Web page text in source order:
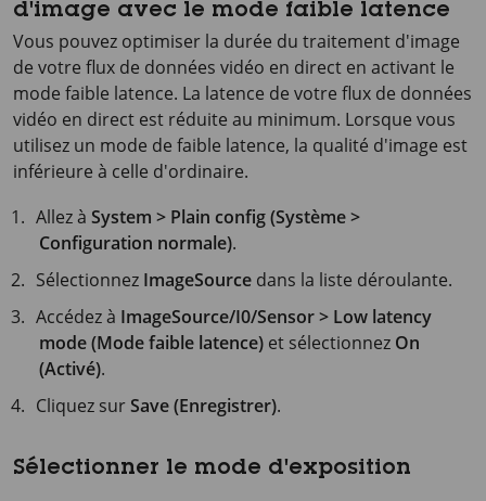
d'image avec le mode faible latence
Vous pouvez optimiser la durée du traitement d'image
de votre flux de données vidéo en direct en activant le
mode faible latence. La latence de votre flux de données
vidéo en direct est réduite au minimum. Lorsque vous
utilisez un mode de faible latence, la qualité d'image est
inférieure à celle d'ordinaire.
Allez àSystem > Plain config (Système >
Configuration normale).
Sélectionnez ImageSource dans la liste déroulante.
Accédez à ImageSource/I0/Sensor > Low latency
mode (Mode faible latence) et sélectionnez On
(Activé).
Cliquez surSave (Enregistrer).
Sélectionner le mode d'exposition